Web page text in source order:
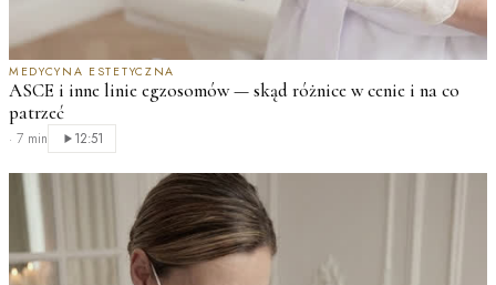
MEDYCYNA ESTETYCZNA
ASCE i inne linie egzosomów — skąd różnice w cenie i na co
patrzeć
· 7 min 12:51